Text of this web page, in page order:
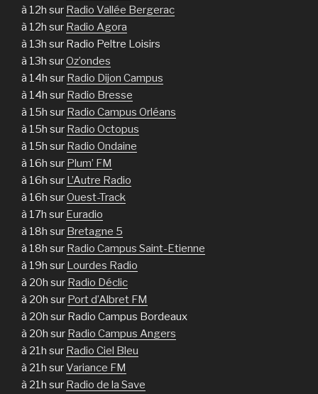
à 12h sur Radio Vallée Bergerac
à 12h sur Radio Agora
à 13h sur Radio Peltre Loisirs
à 13h surOz’ondes
à 14h sur Radio Dijon Campus
à 14h sur Radio Bresse
à 15h sur Radio Campus Orléans
à 15h sur Radio Octopus
à 15h sur Radio Ondaine
à 16h sur Plum’ FM
à 16h sur L’Autre Radio
à 16h surOuest-Track
à 17h sur Euradio
à 18h sur Bretagne 5
à 18h sur Radio Campus Saint-Etienne
à 19h sur Lourdes Radio
à 20h sur Radio Déclic
à 20h sur Port d’Albret FM
à 20h sur Radio Campus Bordeaux
à 20h sur Radio Campus Angers
à 21h sur Radio Ciel Bleu
à 21h surVariance FM
à 21h sur Radio de la Save